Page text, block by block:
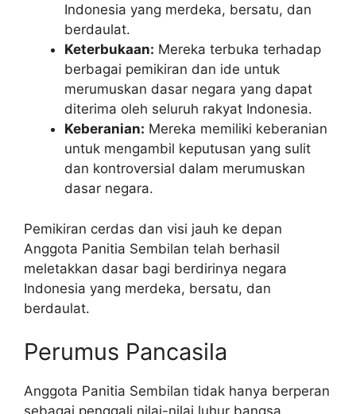
Indonesia yang merdeka, bersatu, dan
berdaulat.
Keterbukaan: Mereka terbuka terhadap
berbagai pemikiran dan ide untuk
merumuskan dasar negara yang dapat
diterima oleh seluruh rakyat Indonesia.
Keberanian: Mereka memiliki keberanian
untuk mengambil keputusan yang sulit
dan kontroversial dalam merumuskan
dasar negara.
Pemikiran cerdas dan visi jauh ke depan
Anggota Panitia Sembilan telah berhasil
meletakkan dasar bagi berdirinya negara
Indonesia yang merdeka, bersatu, dan
berdaulat.
Perumus Pancasila
Anggota Panitia Sembilan tidak hanya berperan
sebagai penggali nilai-nilai luhur bangsa